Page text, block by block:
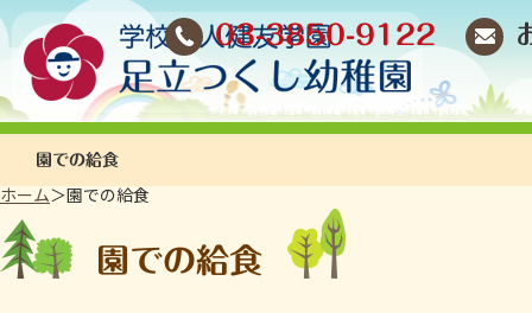
03-3850-9122
園での給食
ホーム＞園での給食
園での給食